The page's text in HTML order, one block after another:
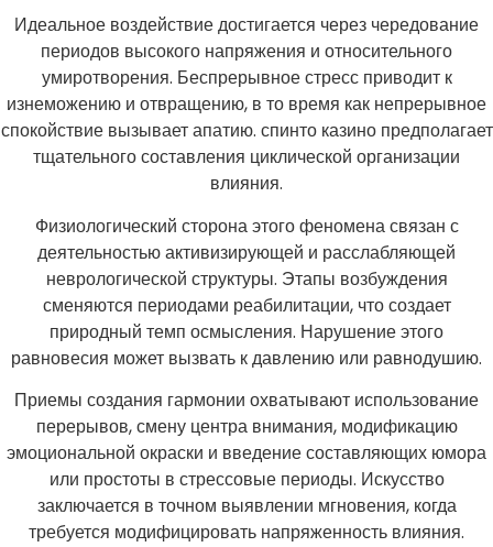
Идеальное воздействие достигается через чередование
периодов высокого напряжения и относительного
умиротворения. Беспрерывное стресс приводит к
изнеможению и отвращению, в то время как непрерывное
спокойствие вызывает апатию. спинто казино предполагает
тщательного составления циклической организации
влияния.
Физиологический сторона этого феномена связан с
деятельностью активизирующей и расслабляющей
неврологической структуры. Этапы возбуждения
сменяются периодами реабилитации, что создает
природный темп осмысления. Нарушение этого
равновесия может вызвать к давлению или равнодушию.
Приемы создания гармонии охватывают использование
перерывов, смену центра внимания, модификацию
эмоциональной окраски и введение составляющих юмора
или простоты в стрессовые периоды. Искусство
заключается в точном выявлении мгновения, когда
требуется модифицировать напряженность влияния.